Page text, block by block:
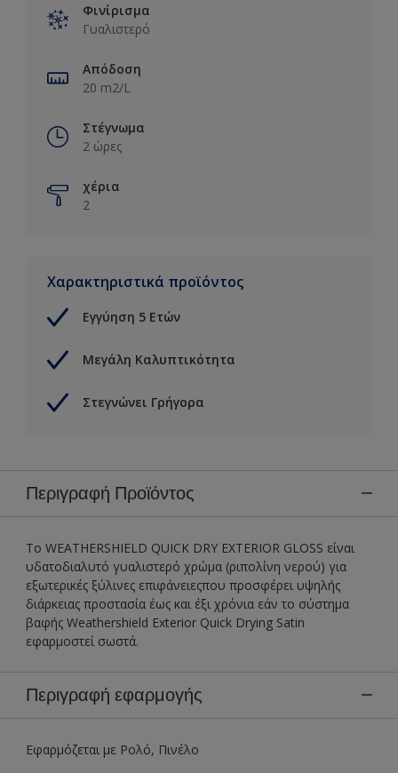
Φινίρισμα
Γυαλιστερό
Απόδοση
20 m2/L
Στέγνωμα
2 ώρες
χέρια
2
Χαρακτηριστικά προϊόντος
Εγγύηση 5 Ετών
Μεγάλη Καλυπτικότητα
Στεγνώνει Γρήγορα
Περιγραφή Προϊόντος
Το WEATHERSHIELD QUICK DRY EXTERIOR GLOSS είναι
υδατοδιαλυτό γυαλιστερό χρώμα (ριπολίνη νερού) για
εξωτερικές ξύλινες επιφάνειεςπου προσφέρει υψηλής
διάρκειας προστασία έως και έξι χρόνια εάν το σύστημα
βαφής Weathershield Exterior Quick Drying Satin
εφαρμοστεί σωστά.
Περιγραφή εφαρμογής
Εφαρμόζεται με Ρολό, Πινέλο